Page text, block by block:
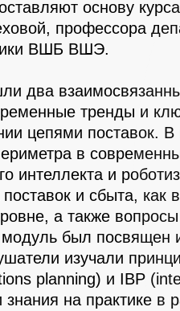
основу
профессора
ВШБ ВШЭ.
два
тренды и
цепями поставок.
в
интеллекта и
и сбыта, как
а также
был посвящен
изучали
planning) и IBP
на практике в